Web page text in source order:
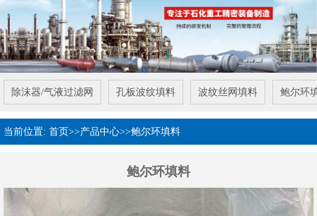
除沫器/气液过滤网 孔板波纹填料 波纹丝网填料 鲍尔环
当前位置: 首页>>产品中心>>鲍尔环填料
鲍尔环填料